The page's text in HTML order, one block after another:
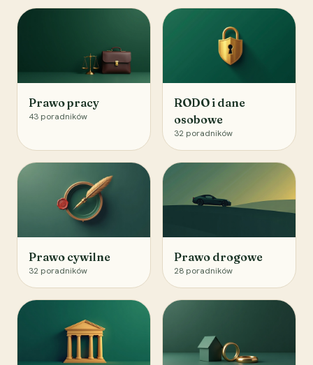
Prawo pracy
43 poradników
RODO i dane
osobowe
32 poradników
Prawo cywilne
32 poradników
Prawo drogowe
28 poradników